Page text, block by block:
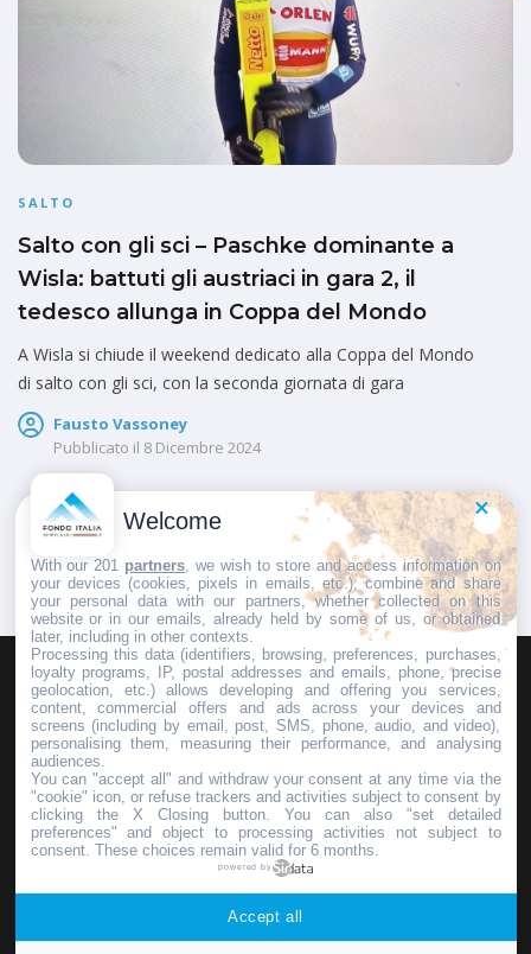
SALTO
Salto con gli sci – Paschke dominante a
Wisla: battuti gli austriaci in gara 2, il
tedesco allunga in Coppa del Mondo
A Wisla si chiude il weekend dedicato alla Coppa del Mondo
di salto con gli sci, con la seconda giornata di gara
Fausto Vassoney
Pubblicato il 8 Dicembre 2024
2
HOMEPAGEREDAZIONEINVIA UN COMUNICATO STAMPA
PUBBLICITÀSCRIVI AL DIRETTORE
Copyright © 2016 - 2025 ASD Fondo Italia - Partita Iva: IT 03855110049
Welcome
With our 201 partners , we wish to store and access information on
your devices (cookies, pixels in emails, etc.), combine and share
your personal data with our partners, whether collected on this
website or in our emails, already held by some of us, or obtained
later, including in other contexts.
Processing this data (identifiers, browsing, preferences, purchases,
loyalty programs, IP, postal addresses and emails, phone, precise
geolocation, etc.) allows developing and offering you services,
content, commercial offers and ads across your devices and
screens (including by email, post, SMS, phone, audio, and video),
personalising them, measuring their performance, and analysing
audiences.
You can "accept all" and withdraw your consent at any time via the
"cookie" icon, or refuse trackers and activities subject to consent by
clicking the X Closing button. You can also "set detailed
preferences" and object to processing activities not subject to
consent. These choices remain valid for 6 months.
powered by
Accept all